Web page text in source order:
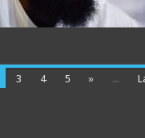
3 4 5 » ...